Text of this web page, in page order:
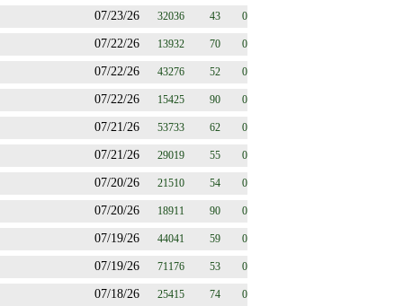
07/23/26 32036 43 0
07/22/26 13932 70 0
07/22/26 43276 52 0
07/22/26 15425 90 0
07/21/26 53733 62 0
07/21/26 29019 55 0
07/20/26 21510 54 0
07/20/26 18911 90 0
07/19/26 44041 59 0
07/19/26 71176 53 0
07/18/26 25415 74 0